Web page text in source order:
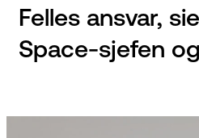
Felles ansvar,
Space-sjefen